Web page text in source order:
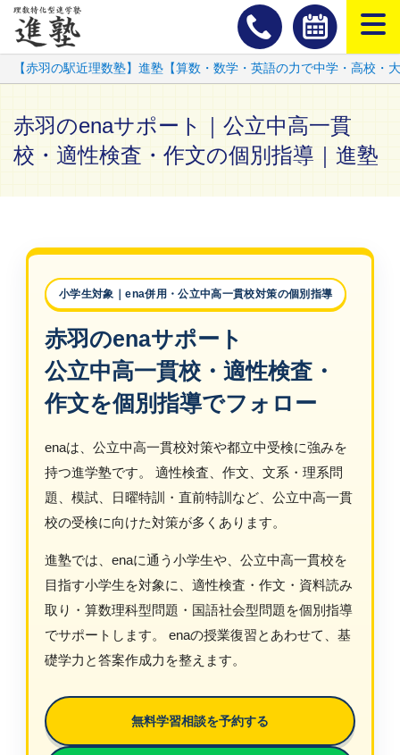
スマート
【赤羽の駅近理数塾】進塾【算数・数学・英語の力で中学・高校・
赤羽のenaサポート｜公立中高一貫
校・適性検査・作文の個別指導｜進塾
小学生対象｜ena併用・公立中高一貫校対策の個別指導
赤羽のenaサポート
公立中高一貫校・適性検査・
作文を個別指導でフォロー
enaは、公立中高一貫校対策や都立中受検に強みを
持つ進学塾です。 適性検査、作文、文系・理系問
題、模試、日曜特訓・直前特訓など、公立中高一貫
校の受検に向けた対策が多くあります。
進塾では、enaに通う小学生や、公立中高一貫校を
目指す小学生を対象に、適性検査・作文・資料読み
取り・算数理科型問題・国語社会型問題を個別指導
でサポートします。 enaの授業復習とあわせて、基
礎学力と答案作成力を整えます。
無料学習相談を予約する